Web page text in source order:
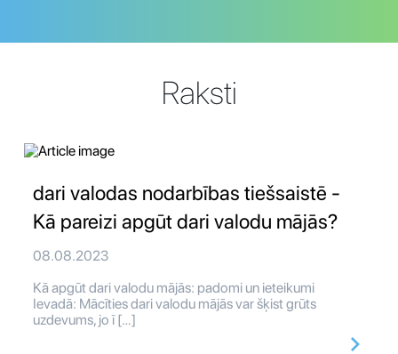
Raksti
dari valodas nodarbības tiešsaistē -
Kā pareizi apgūt dari valodu mājās?
08.08.2023
Kā apgūt dari valodu mājās: padomi un ieteikumi
Ievadā: Mācīties dari valodu mājās var šķist grūts
uzdevums, jo ī […]